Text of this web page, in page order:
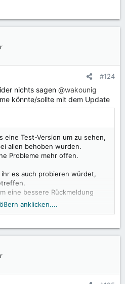
#124
nichts sagen @wakounig
könnte/sollte mit dem Update
eine Test-Version um zu sehen,
allen behoben wurden.
Probleme mehr offen.
es auch probieren würdet,
eine bessere Rückmeldung
auf zertifizierten Geräten
werden können, nicht
lokales Update installiert
anklicken....